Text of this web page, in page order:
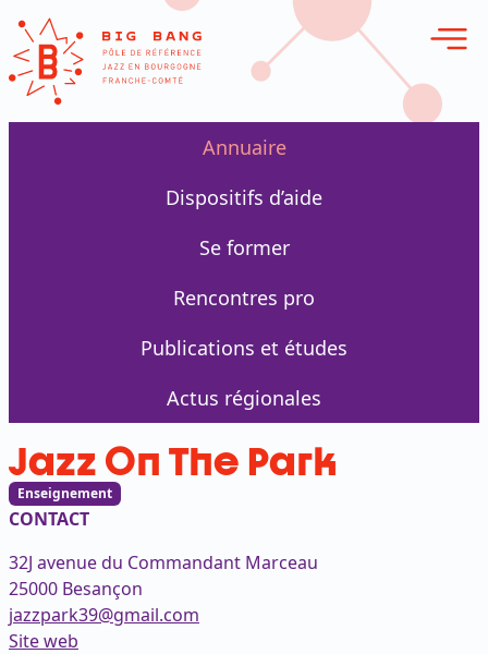
en ligne
Annuaire
Dispositifs d’aide
Se former
Rencontres pro
Publications et études
Actus régionales
Jazz On The Park
Enseignement
CONTACT
32J avenue du Commandant Marceau
25000 Besançon
jazzpark39@gmail.com
Site web